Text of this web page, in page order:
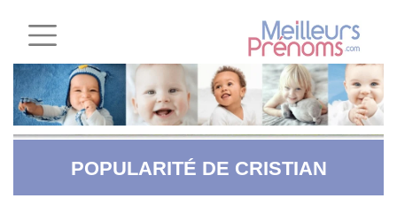
POPULARITÉ DE CRISTIAN